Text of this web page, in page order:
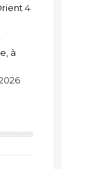
4
à